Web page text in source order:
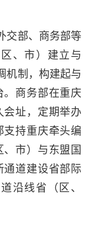
交部、商务部等
、市）建立与
机制，构建起与
。商务部在重庆
会址，定期举办
持重庆牵头编
市）与东盟国
通道建设省部际
沿线省（区、